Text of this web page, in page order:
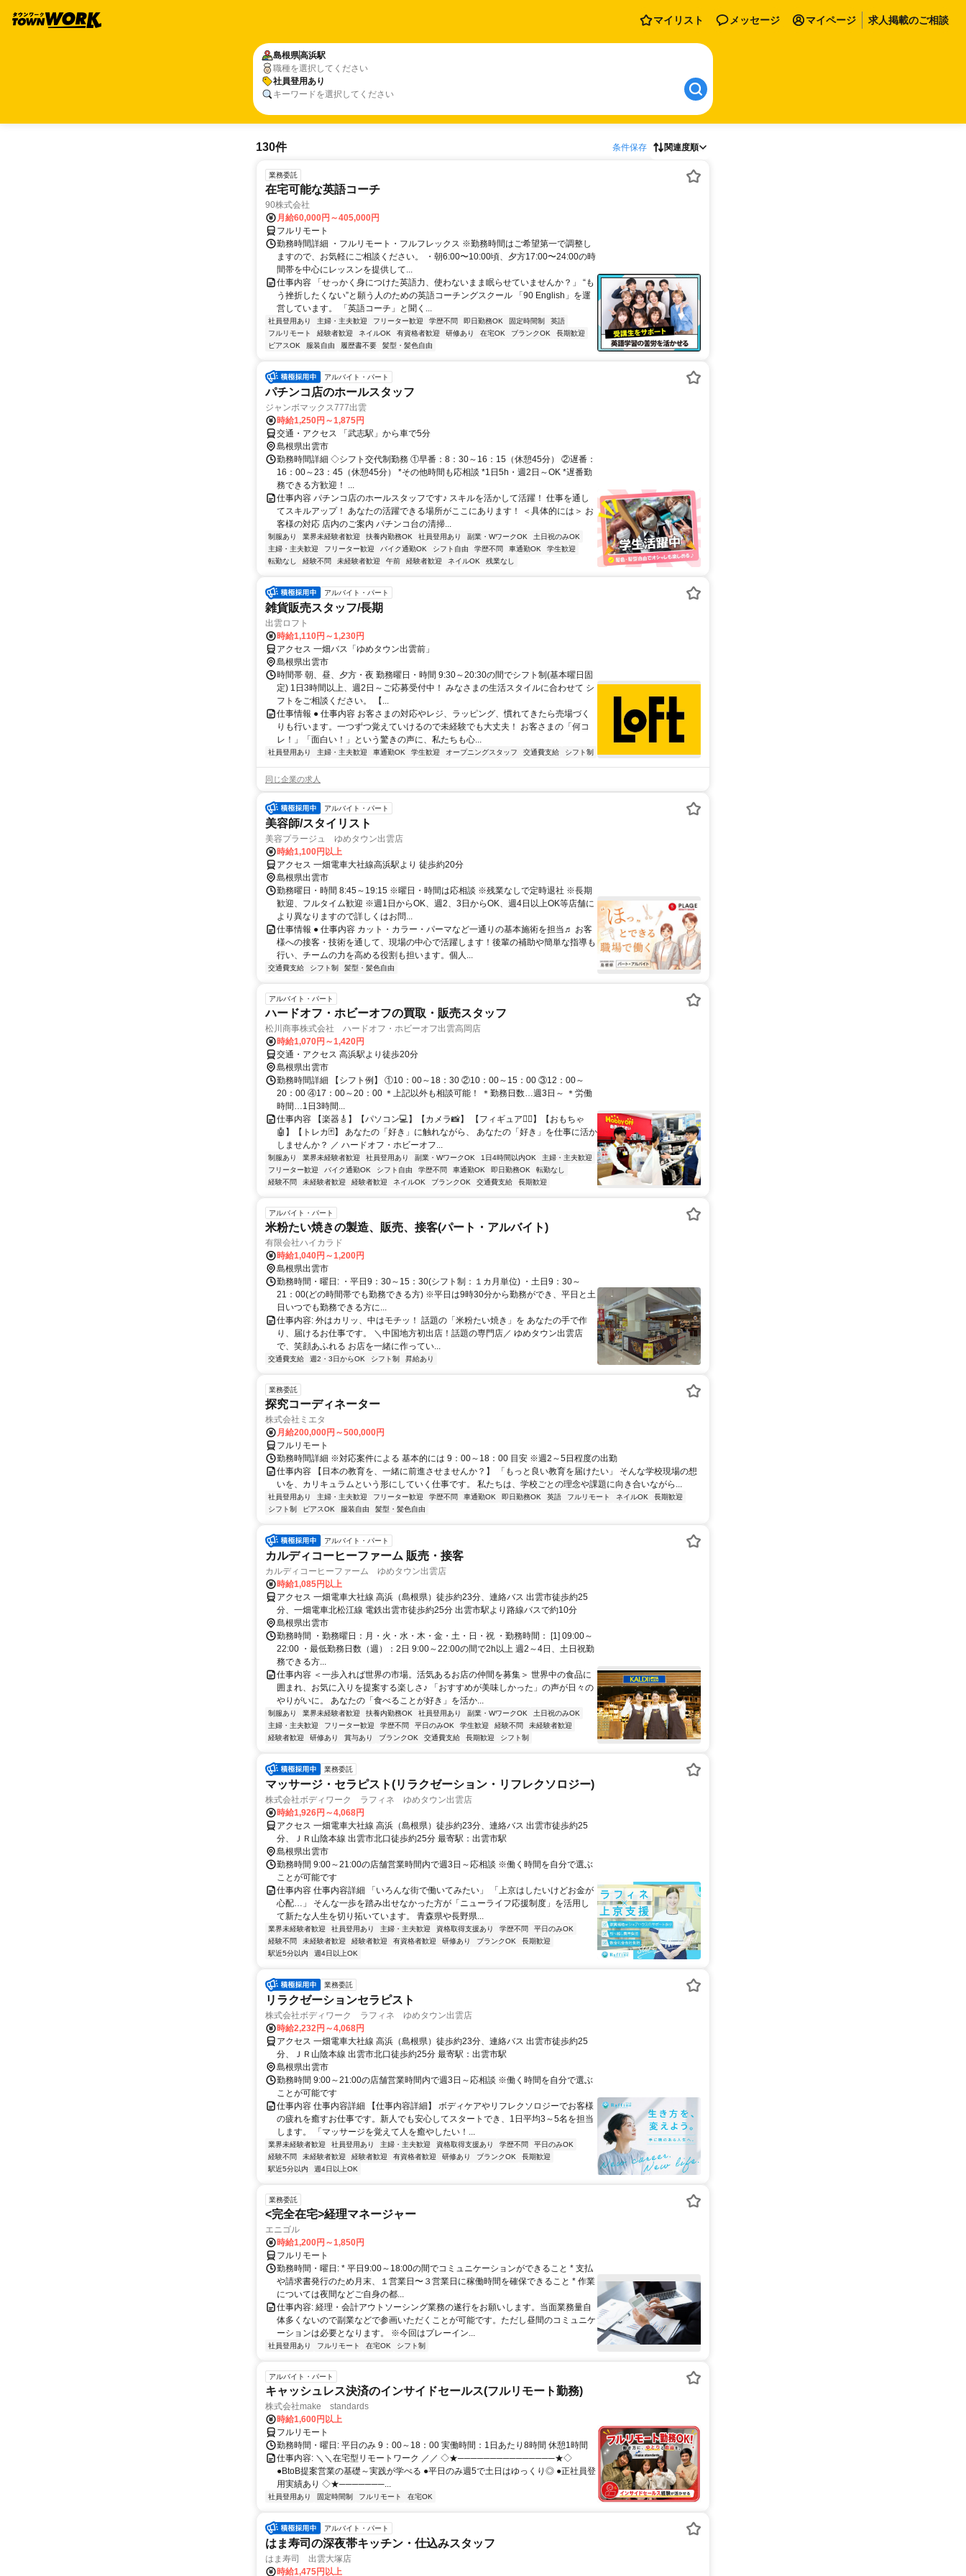
マイリスト メッセージ マイページ 求人掲載のご相談
島根県高浜駅
職種を選択してください
社員登用あり
キーワードを選択してください
130件 条件保存 関連度順
業務委託
在宅可能な英語コーチ
90株式会社
月給60,000円～405,000円
フルリモート
勤務時間詳細 ・フルリモート・フルフレックス ※勤務時間はご希望第一で調整し
ますので、お気軽にご相談ください。 ・朝6:00〜10:00頃、夕方17:00〜24:00の時
間帯を中心にレッスンを提供して...
仕事内容 「せっかく身につけた英語力、使わないまま眠らせていませんか？」 “も
う挫折したくない”と願う人のための英語コーチングスクール 「90 English」を運
営しています。 「英語コーチ」と聞く...
社員登用あり 主婦・主夫歓迎 フリーター歓迎 学歴不問 即日勤務OK 固定時間制
英語
フルリモート
経験者歓迎 ネイルOK 有資格者歓迎 研修あり 在宅OK ブランクOK
長期歓迎
ピアスOK
服装自由 履歴書不要 髪型・髪色自由
アルバイト・パート
パチンコ店のホールスタッフ
ジャンボマックス777出雲
時給1,250円～1,875円
交通・アクセス 「武志駅」から車で5分
島根県出雲市
勤務時間詳細 ◇シフト交代制勤務 ①早番：8：30～16：15（休憩45分） ②遅番：
16：00～23：45（休憩45分） *その他時間も応相談 *1日5h・週2日～OK *遅番勤
務できる方歓迎！ ...
仕事内容 パチンコ店のホールスタッフです♪ スキルを活かして活躍！ 仕事を通し
てスキルアップ！ あなたの活躍できる場所がここにあります！ ＜具体的には＞ お
客様の対応 店内のご案内 パチンコ台の清掃...
制服あり 業界未経験者歓迎 扶養内勤務OK 社員登用あり 副業・WワークOK
土日祝のみOK
主婦・主夫歓迎
フリーター歓迎 バイク通勤OK シフト自由 学歴不問 車通勤OK
学生歓迎
転勤なし
経験不問 未経験者歓迎 午前 経験者歓迎 ネイルOK 残業なし
アルバイト・パート
雑貨販売スタッフ/長期
出雲ロフト
時給1,110円～1,230円
アクセス 一畑バス「ゆめタウン出雲前」
島根県出雲市
時間帯 朝、昼、夕方・夜 勤務曜日・時間 9:30～20:30の間でシフト制(基本曜日固
定) 1日3時間以上、週2日～ご応募受付中！ みなさまの生活スタイルに合わせて シ
フトをご相談ください。 【...
仕事情報 ● 仕事内容 お客さまの対応やレジ、ラッピング、慣れてきたら売場づく
りも行います。一つずつ覚えていけるので未経験でも大丈夫！ お客さまの「何コ
レ！」「面白い！」という驚きの声に、私たちも心...
社員登用あり 主婦・主夫歓迎 車通勤OK 学生歓迎 オープニングスタッフ 交通費支給 シフト制
同じ企業の求人
アルバイト・パート
美容師/スタイリスト
美容プラージュ ゆめタウン出雲店
時給1,100円以上
アクセス 一畑電車大社線高浜駅より 徒歩約20分
島根県出雲市
勤務曜日・時間 8:45～19:15 ※曜日・時間は応相談 ※残業なしで定時退社 ※長期
歓迎、フルタイム歓迎 ※週1日からOK、週2、3日からOK、週4日以上OK等店舗に
より異なりますので詳しくはお問...
仕事情報 ● 仕事内容 カット・カラー・パーマなど一通りの基本施術を担当♬ お客
様への接客・技術を通して、現場の中心で活躍します！後輩の補助や簡単な指導も
行い、チームの力を高める役割も担います。個人...
交通費支給 シフト制 髪型・髪色自由
アルバイト・パート
ハードオフ・ホビーオフの買取・販売スタッフ
松川商事株式会社 ハードオフ・ホビーオフ出雲高岡店
時給1,070円～1,420円
交通・アクセス 高浜駅より徒歩20分
島根県出雲市
勤務時間詳細 【シフト例】 ①10：00～18：30 ②10：00～15：00 ③12：00～
20：00 ④17：00～20：00 ＊上記以外も相談可能！ ＊勤務日数…週3日～ ＊労働
時間…1日3時間...
仕事内容 【楽器🎸】【パソコン💻】【カメラ📸】 【フィギュア🦸‍♂️】【おもちゃ
🤖】【トレカ🃏】 あなたの「好き」に触れながら、 あなたの「好き」を仕事に活か
しませんか？ ／ ハードオフ・ホビーオフ...
制服あり 業界未経験者歓迎 社員登用あり 副業・WワークOK 1日4時間以内OK
主婦・主夫歓迎
フリーター歓迎
バイク通勤OK シフト自由 学歴不問 車通勤OK 即日勤務OK
転勤なし
経験不問
未経験者歓迎 経験者歓迎 ネイルOK ブランクOK 交通費支給 長期歓迎
アルバイト・パート
米粉たい焼きの製造、販売、接客(パート・アルバイト)
有限会社ハイカラド
時給1,040円～1,200円
島根県出雲市
勤務時間・曜日: ・平日9：30～15：30(シフト制：１カ月単位) ・土日9：30～
21：00(どの時間帯でも勤務できる方) ※平日は9時30分から勤務ができ、平日と土
日いつでも勤務できる方に...
仕事内容: 外はカリッ、中はモチッ！ 話題の「米粉たい焼き」を あなたの手で作
り、届けるお仕事です。 ＼中国地方初出店！話題の専門店／ ゆめタウン出雲店
で、笑顔あふれる お店を一緒に作ってい...
交通費支給 週2・3日からOK シフト制 昇給あり
業務委託
探究コーディネーター
株式会社ミエタ
月給200,000円～500,000円
フルリモート
勤務時間詳細 ※対応案件による 基本的には 9：00～18：00 目安 ※週2～5日程度の出勤
仕事内容 【日本の教育を、一緒に前進させませんか？】 「もっと良い教育を届けたい」 そんな学校現場の想
いを、カリキュラムという形にしていく仕事です。 私たちは、学校ごとの理念や課題に向き合いながら...
社員登用あり 主婦・主夫歓迎 フリーター歓迎 学歴不問 車通勤OK 即日勤務OK 英語 フルリモート ネイルOK
長期歓迎
シフト制
ピアスOK 服装自由 髪型・髪色自由
アルバイト・パート
カルディコーヒーファーム 販売・接客
カルディコーヒーファーム ゆめタウン出雲店
時給1,085円以上
アクセス 一畑電車大社線 高浜（島根県）徒歩約23分、連絡バス 出雲市徒歩約25
分、一畑電車北松江線 電鉄出雲市徒歩約25分 出雲市駅より路線バスで約10分
島根県出雲市
勤務時間 ・勤務曜日：月・火・水・木・金・土・日・祝 ・勤務時間： [1] 09:00～
22:00 ・最低勤務日数（週）：2日 9:00～22:00の間で2h以上 週2～4日、土日祝勤
務できる方...
仕事内容 ＜一歩入れば世界の市場。活気あるお店の仲間を募集＞ 世界中の食品に
囲まれ、お気に入りを提案する楽しさ♪ 「おすすめが美味しかった」の声が日々の
やりがいに。 あなたの「食べることが好き」を活か...
制服あり 業界未経験者歓迎 扶養内勤務OK 社員登用あり 副業・WワークOK
土日祝のみOK
主婦・主夫歓迎
フリーター歓迎 学歴不問 平日のみOK 学生歓迎 経験不問
未経験者歓迎
経験者歓迎
研修あり 賞与あり ブランクOK 交通費支給 長期歓迎 シフト制
業務委託
マッサージ・セラピスト(リラクゼーション・リフレクソロジー)
株式会社ボディワーク ラフィネ ゆめタウン出雲店
時給1,926円～4,068円
アクセス 一畑電車大社線 高浜（島根県）徒歩約23分、連絡バス 出雲市徒歩約25
分、ＪＲ山陰本線 出雲市北口徒歩約25分 最寄駅：出雲市駅
島根県出雲市
勤務時間 9:00～21:00の店舗営業時間内で週3日～応相談 ※働く時間を自分で選ぶ
ことが可能です
仕事内容 仕事内容詳細 「いろんな街で働いてみたい」 「上京はしたいけどお金が
心配…」 そんな一歩を踏み出せなかった方が「ニューライフ応援制度」を活用し
て新たな人生を切り拓いています。 青森県や長野県...
業界未経験者歓迎 社員登用あり 主婦・主夫歓迎 資格取得支援あり 学歴不問
平日のみOK
経験不問
未経験者歓迎 経験者歓迎 有資格者歓迎 研修あり ブランクOK
長期歓迎
駅近5分以内
週4日以上OK
業務委託
リラクゼーションセラピスト
株式会社ボディワーク ラフィネ ゆめタウン出雲店
時給2,232円～4,068円
アクセス 一畑電車大社線 高浜（島根県）徒歩約23分、連絡バス 出雲市徒歩約25
分、ＪＲ山陰本線 出雲市北口徒歩約25分 最寄駅：出雲市駅
島根県出雲市
勤務時間 9:00～21:00の店舗営業時間内で週3日～応相談 ※働く時間を自分で選ぶ
ことが可能です
仕事内容 仕事内容詳細 【仕事内容詳細】 ボディケアやリフレクソロジーでお客様
の疲れを癒すお仕事です。新人でも安心してスタートでき、1日平均3～5名を担当
します。 「マッサージを覚えて人を癒やしたい！...
業界未経験者歓迎 社員登用あり 主婦・主夫歓迎 資格取得支援あり 学歴不問
平日のみOK
経験不問
未経験者歓迎 経験者歓迎 有資格者歓迎 研修あり ブランクOK
長期歓迎
駅近5分以内
週4日以上OK
業務委託
<完全在宅>経理マネージャー
エニゴル
時給1,200円～1,850円
フルリモート
勤務時間・曜日: * 平日9:00～18:00の間でコミュニケーションができること * 支払
や請求書発行のため月末、１営業日〜３営業日に稼働時間を確保できること * 作業
については夜間などご自身の都...
仕事内容: 経理・会計アウトソーシング業務の遂行をお願いします。当面業務量自
体多くないので副業などで参画いただくことが可能です。ただし昼間のコミュニケ
ーションは必要となります。 ※今回はプレーイン...
社員登用あり フルリモート 在宅OK シフト制
アルバイト・パート
キャッシュレス決済のインサイドセールス(フルリモート勤務)
株式会社make standards
時給1,600円以上
フルリモート
勤務時間・曜日: 平日のみ 9：00～18：00 実働時間：1日あたり8時間 休憩1時間
仕事内容: ＼＼在宅型リモートワーク ／／ ◇★───────────────★◇
●BtoB提案営業の基礎～実践が学べる ●平日のみ週5で土日はゆっくり◎ ●正社員登
用実績あり ◇★───────...
社員登用あり 固定時間制 フルリモート 在宅OK
アルバイト・パート
はま寿司の深夜帯キッチン・仕込みスタッフ
はま寿司 出雲大塚店
時給1,475円以上